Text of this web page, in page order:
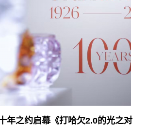
年之约启幕《打哈欠2.0的光之对